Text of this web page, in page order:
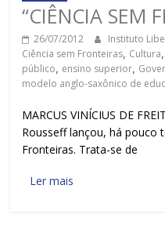
“CIÊNCIA SEM
26/07/2012 Instituto
Ciência sem Fronteiras, Cultura,
público, ensino superior,
modelo anglo-saxônico de
MARCUS VINÍCIUS DE
Rousseff lançou, há pouco
Fronteiras. Trata-se de
Ler mais